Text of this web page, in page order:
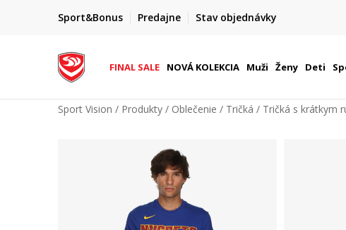
Sport&Bonus Predajne Stav objednávky
FINAL SALE AŽ -60 %
+ extra zľava 10 % len do 9. 8.
FINAL SALE NOVÁ KOLEKCIA Muži Ženy Deti
Sport Vision Produkty Oblečenie Tričká Tričká s krátkym